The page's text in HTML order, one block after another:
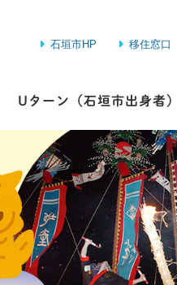
石垣市HP 移住窓口
Uターン（石垣市出身者）